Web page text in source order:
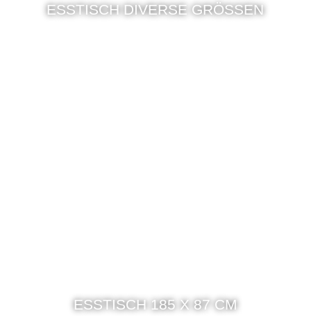
ESSTISCH DIVERSE GRÖSSEN
ESSTISCH 185 X 87 CM